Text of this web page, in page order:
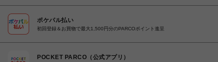
ポケパル払い
初回登録＆お買物で最大1,500円分のPARCOポイント進呈
POCKET PARCO（公式アプリ）